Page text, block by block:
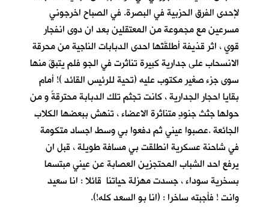
لإحدى الفرق الحزبية في البصرة. في الصباح اخرجوني
مسرعين مع مجموعة من المعتقلين بعد ان دوى انفجار
قوي ، اثر قذيفة أطلقَتْها احدى الدبابات الناجية من محرقة
الانسحاب على جدارية كبيرة تناثرت في الجو فلم يتبقَ منها
سوى جزء صغير مكتوب عليه (تحية للرئيس القائد )! أمام
بقايا احجار الجدارية ، كانت تجثم تلك الدبابة محترقةً و من
حولها جثث جنودٍ متناثرة الاعضاء ، تنهش ببعضها الكلاب
الجائعة .عصبوا عيني ثم دفعوا بي وسط اجساد متكومة
في شاحنة عسكرية انطلقت بي مسافة طويلة ، قبل ان
يرفع احد الشباب المحتجزين العصابة عن عيني مبتسما
بسخرية سوداء ، جسدت مهزلة حياتنا قائلا : انا سعيد
وانت ! فأجبته ساخرا : (انا بو السعد كله!).